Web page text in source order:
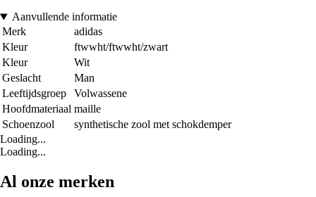
Aanvullende informatie
Merk
adidas
Kleur
ftwwht/ftwwht/zwart
Kleur
Wit
Geslacht
Man
Leeftijdsgroep
Volwassene
Hoofdmateriaal maille
Schoenzool
synthetische zool met schokdemper
Loading...
Loading...
Al onze merken